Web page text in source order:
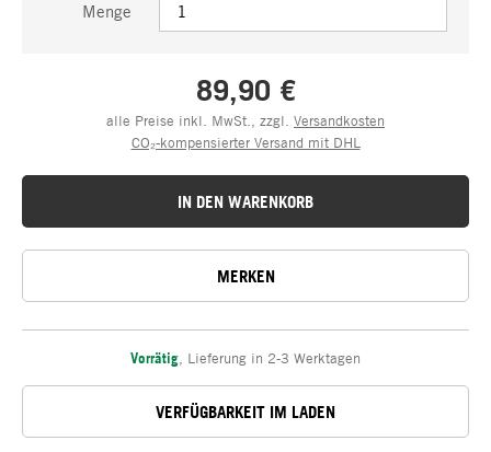
Menge
89,90 €
alle Preise inkl. MwSt., zzgl. Versandkosten
CO₂-kompensierter Versand mit DHL
IN DEN WARENKORB
MERKEN
Vorrätig Lieferung in 2-3 Werktagen
VERFÜGBARKEIT IM LADEN